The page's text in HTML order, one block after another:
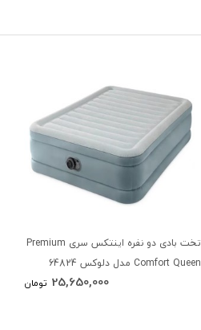
تخت بادی دو نفره اینتکس سری Premium
Comfort Queen مدل دلوکس 64824
25,650,000 تومان